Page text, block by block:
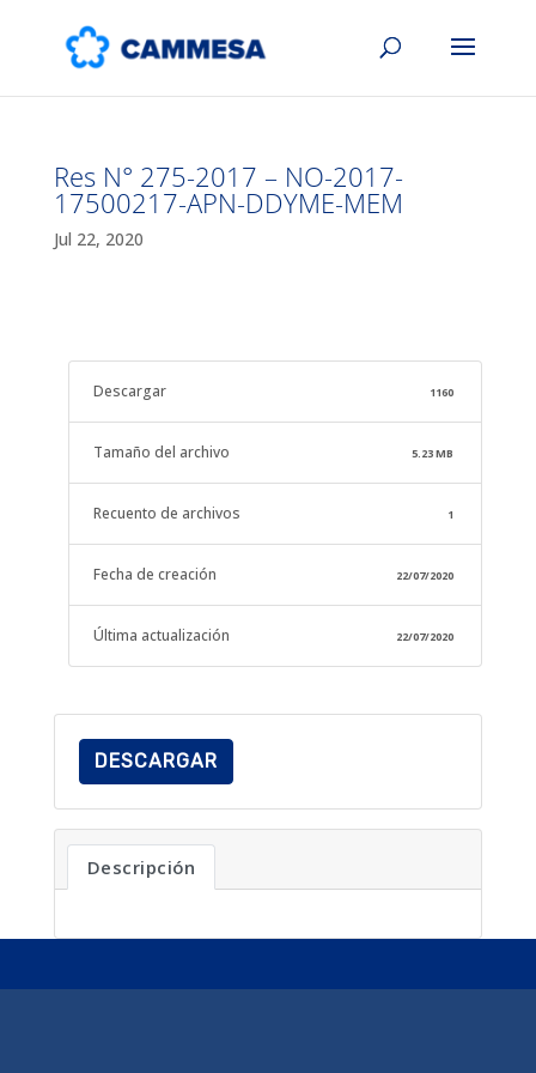
Res N° 275-2017 – NO-2017-
17500217-APN-DDYME-MEM
Jul 22, 2020
Descargar 1160
Tamaño del archivo 5.23 MB
Recuento de archivos 1
Fecha de creación 22/07/2020
Última actualización 22/07/2020
DESCARGAR
Descripción